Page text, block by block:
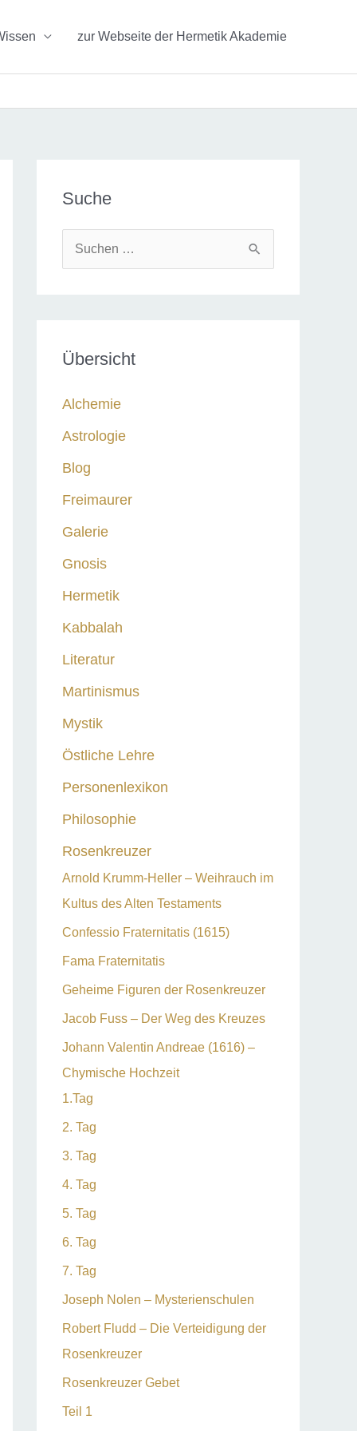
zur Webseite der Hermetik Akademie
Suche
u
n
c
h
:
Übersicht
Alchemie
Astrologie
Blog
Freimaurer
Galerie
Gnosis
Hermetik
Kabbalah
Literatur
Martinismus
Mystik
Östliche Lehre
Personenlexikon
Philosophie
Rosenkreuzer
Arnold Krumm-Heller – Weihrauch im
Kultus des Alten Testaments
Confessio Fraternitatis (1615)
Fama Fraternitatis
Geheime Figuren der Rosenkreuzer
Jacob Fuss – Der Weg des Kreuzes
Johann Valentin Andreae (1616) –
Chymische Hochzeit
1.Tag
2. Tag
3. Tag
4. Tag
5. Tag
6. Tag
7. Tag
Joseph Nolen – Mysterienschulen
Robert Fludd – Die Verteidigung der
Rosenkreuzer
Rosenkreuzer Gebet
Teil 1